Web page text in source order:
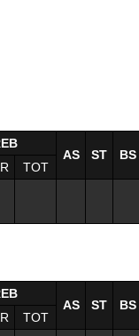
AS
ST BS
TOT
AS
ST BS
TOT